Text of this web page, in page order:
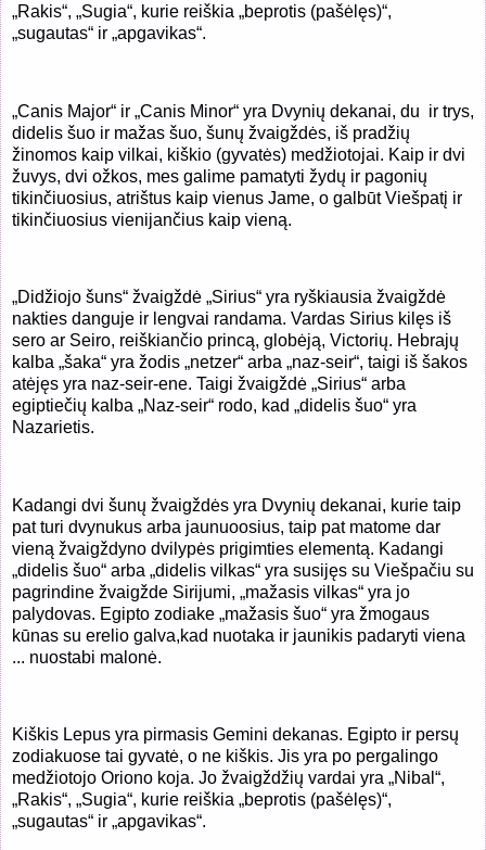
„Rakis“, „Sugia“, kurie reiškia „beprotis (pašėlęs)“,
„sugautas“ ir „apgavikas“.
„Canis Major“ ir „Canis Minor“ yra Dvynių dekanai, du ir trys,
didelis šuo ir mažas šuo, šunų žvaigždės, iš pradžių
žinomos kaip vilkai, kiškio (gyvatės) medžiotojai. Kaip ir dvi
žuvys, dvi ožkos, mes galime pamatyti žydų ir pagonių
tikinčiuosius, atrištus kaip vienus Jame, o galbūt Viešpatį ir
tikinčiuosius vienijančius kaip vieną.
„Didžiojo šuns“ žvaigždė „Sirius“ yra ryškiausia žvaigždė
nakties danguje ir lengvai randama. Vardas Sirius kilęs iš
sero ar Seiro, reiškiančio princą, globėją, Victorių. Hebrajų
kalba „šaka“ yra žodis „netzer“ arba „naz-seir“, taigi iš šakos
atėjęs yra naz-seir-ene. Taigi žvaigždė „Sirius“ arba
egiptiečių kalba „Naz-seir“ rodo, kad „didelis šuo“ yra
Nazarietis.
Kadangi dvi šunų žvaigždės yra Dvynių dekanai, kurie taip
pat turi dvynukus arba jaunuoosius, taip pat matome dar
vieną žvaigždyno dvilypės prigimties elementą. Kadangi
„didelis šuo“ arba „didelis vilkas“ yra susijęs su Viešpačiu su
pagrindine žvaigžde Sirijumi, „mažasis vilkas“ yra jo
palydovas. Egipto zodiake „mažasis šuo“ yra žmogaus
kūnas su erelio galva,kad nuotaka ir jaunikis padaryti viena
... nuostabi malonė.
Kiškis Lepus yra pirmasis Gemini dekanas. Egipto ir persų
zodiakuose tai gyvatė, o ne kiškis. Jis yra po pergalingo
medžiotojo Oriono koja. Jo žvaigždžių vardai yra „Nibal“,
„Rakis“, „Sugia“, kurie reiškia „beprotis (pašėlęs)“,
„sugautas“ ir „apgavikas“.